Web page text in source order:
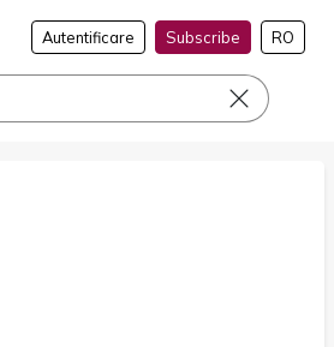
Autentificare Subscribe RO